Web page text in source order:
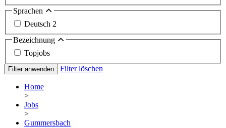
Sprachen
Deutsch 2
Bezeichnung
Topjobs
Filter anwenden Filter löschen
Home
>
Jobs
>
Gummersbach